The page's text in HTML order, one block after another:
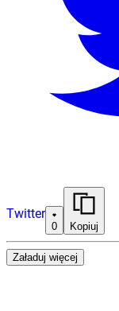
Twitter
0 Kopiuj
Załaduj więcej